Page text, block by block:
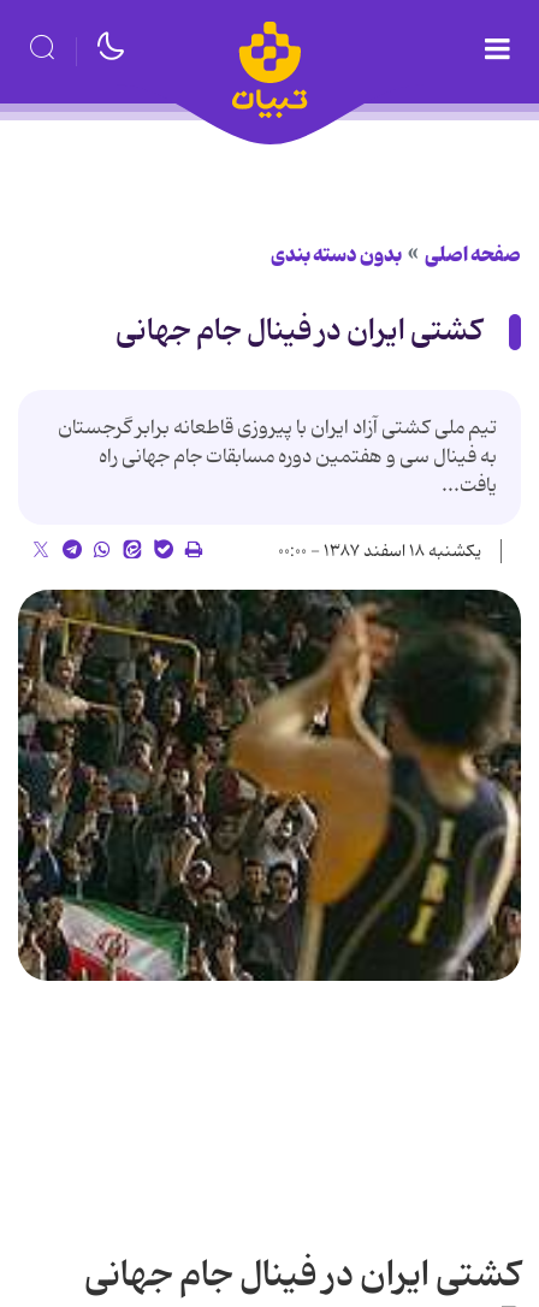
صفحه اصلی بدون دسته بندی
کشتی ایران در فینال جام جهانی
تیم ملی کشتی آزاد ایران با پیروزی قاطعانه برابر گرجستان
به فینال سی و هفتمین دوره مسابقات جام جهانی راه
یافت...
یکشنبه ۱۸ اسفند ۱۳۸۷ - ۰۰:۰۰
کشتی ایران در فینال جام جهانی